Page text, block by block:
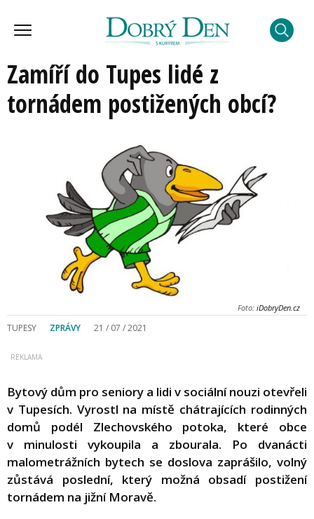
Zamíří do Tupes lidé z
tornádem postižených obcí?
Foto: iDobryDen.cz
TUPESY ZPRÁVY 21 / 07 / 2021
Bytový dům pro seniory a lidi v sociální nouzi otevřeli
v Tupesích. Vyrostl na místě chátrajících rodinných
domů podél Zlechovského potoka, které obce
v minulosti vykoupila a zbourala. Po dvanácti
malometrážních bytech se doslova zaprášilo, volný
zůstává poslední, který možná obsadí postižení
tornádem na jižní Moravě.